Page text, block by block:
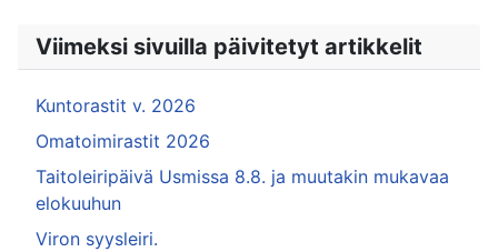
Viimeksi sivuilla päivitetyt artikkelit
Kuntorastit v. 2026
Omatoimirastit 2026
Taitoleiripäivä Usmissa 8.8. ja muutakin mukavaa
elokuuhun
Viron syysleiri.